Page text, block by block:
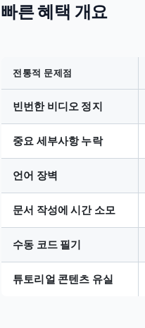
빠른 혜택 개요
전통적 문제점
빈번한 비디오 정지
중요 세부사항 누락
언어 장벽
문서 작성에 시간 소모
수동 코드 필기
튜토리얼 콘텐츠 유실